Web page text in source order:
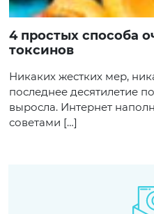
4 простых способа очистить организм от
токсинов
Никаких жестких мер,
последнее десятилетие
выросла. Интернет
советами […]